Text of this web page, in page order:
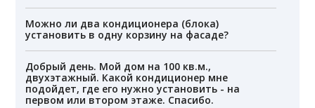
Можно ли два кондиционера (блока)
установить в одну корзину на фасаде?
Добрый день. Мой дом на 100 кв.м.,
двухэтажный. Какой кондиционер мне
подойдет, где его нужно установить - на
первом или втором этаже. Спасибо.